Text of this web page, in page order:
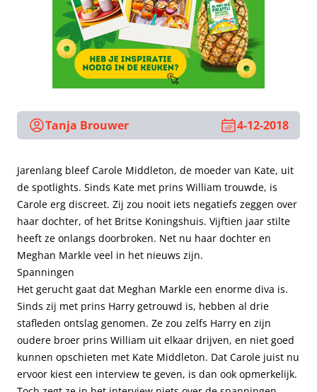
Tanja Brouwer 4-12-2018
Jarenlang bleef Carole Middleton, de moeder van Kate, uit
de spotlights. Sinds Kate met prins William trouwde, is
Carole erg discreet. Zij zou nooit iets negatiefs zeggen over
haar dochter, of het Britse Koningshuis. Vijftien jaar stilte
heeft ze onlangs doorbroken. Net nu haar dochter en
Meghan Markle veel in het nieuws zijn.
Spanningen
Het gerucht gaat dat Meghan Markle een enorme diva is.
Sinds zij met prins Harry getrouwd is, hebben al drie
stafleden ontslag genomen. Ze zou zelfs Harry en zijn
oudere broer prins William uit elkaar drijven, en niet goed
kunnen opschieten met Kate Middleton. Dat Carole juist nu
ervoor kiest een interview te geven, is dan ook opmerkelijk.